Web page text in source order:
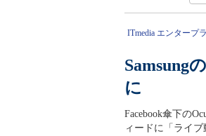
ITmedia エンタープ
Samsung
に
Facebook傘下の
ィードに「ライ